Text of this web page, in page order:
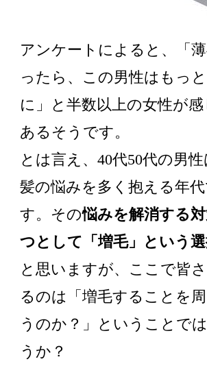
アンケートによると、「
ったら、この男性はもっ
に」と半数以上の女性が
あるそうです。
とは言え、40代50代の男
髪の悩みを多く抱える年
す。その悩みを解消する
つとして「増毛」という
と思いますが、ここで皆
るのは「増毛することを
うのか？」ということで
うか？